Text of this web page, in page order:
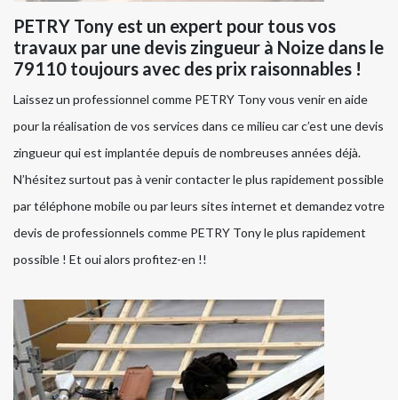
PETRY Tony est un expert pour tous vos
travaux par une devis zingueur à Noize dans le
79110 toujours avec des prix raisonnables !
Laissez un professionnel comme PETRY Tony vous venir en aide
pour la réalisation de vos services dans ce milieu car c’est une devis
zingueur qui est implantée depuis de nombreuses années déjà.
N’hésitez surtout pas à venir contacter le plus rapidement possible
par téléphone mobile ou par leurs sites internet et demandez votre
devis de professionnels comme PETRY Tony le plus rapidement
possible ! Et oui alors profitez-en !!